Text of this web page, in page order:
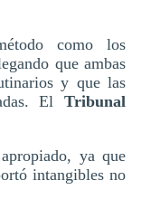
como los
que ambas
y que las
El Tribunal
ya que
intangibles no